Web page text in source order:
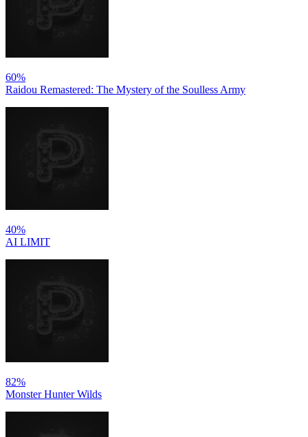
60%
Raidou Remastered: The Mystery of the Soulless Army
40%
AI LIMIT
82%
Monster Hunter Wilds